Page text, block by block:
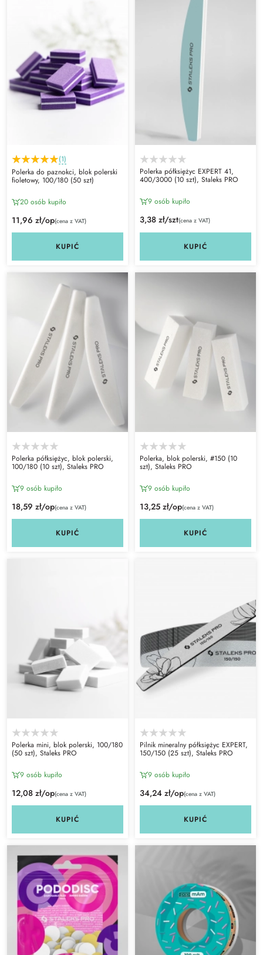
(1)
Polerka do paznokci, blok polerski
fioletowy, 100/180 (50 szt)
20 osób kupiło
11,96 zł/op(cena z VAT)
KUPIĆ
Polerka półksiężyc EXPERT 41,
400/3000 (10 szt), Staleks PRO
9 osób kupiło
3,38 zł/szt(cena z VAT)
KUPIĆ
Polerka półksiężyc, blok polerski,
100/180 (10 szt), Staleks PRO
9 osób kupiło
18,59 zł/op(cena z VAT)
KUPIĆ
Polerka, blok polerski, #150 (10
szt), Staleks PRO
9 osób kupiło
13,25 zł/op(cena z VAT)
KUPIĆ
Polerka mini, blok polerski, 100/180
(50 szt), Staleks PRO
9 osób kupiło
12,08 zł/op(cena z VAT)
KUPIĆ
Pilnik mineralny półksiężyc EXPERT,
150/150 (25 szt), Staleks PRO
9 osób kupiło
34,24 zł/op(cena z VAT)
KUPIĆ